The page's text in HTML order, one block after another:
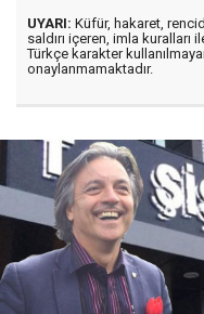
UYARI: Küfür, hakaret,
saldırı içeren, imla kuralları
Türkçe karakter
onaylanmamaktadır.